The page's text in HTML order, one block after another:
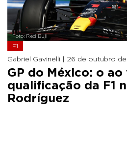
Foto: Red Bull
F1
Gabriel Gavinelli | 26 de outubro
GP do México: o ao
qualificação da F1
Rodríguez